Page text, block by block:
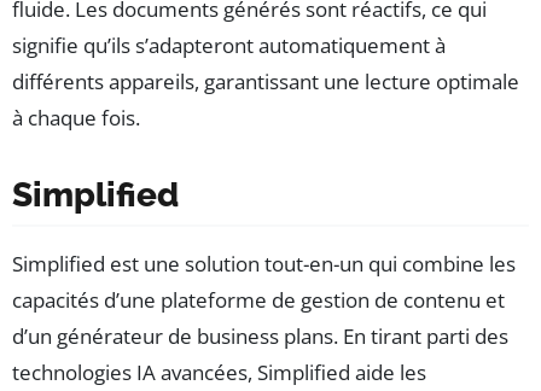
fluide. Les documents générés sont réactifs, ce qui
signifie qu’ils s’adapteront automatiquement à
différents appareils, garantissant une lecture optimale
à chaque fois.
Simplified
Simplified est une solution tout-en-un qui combine les
capacités d’une plateforme de gestion de contenu et
d’un générateur de business plans. En tirant parti des
technologies IA avancées, Simplified aide les